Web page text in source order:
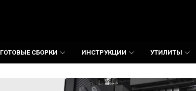
ГОТОВЫЕ СБОРКИ ИНСТРУКЦИИ УТИЛИТЫ